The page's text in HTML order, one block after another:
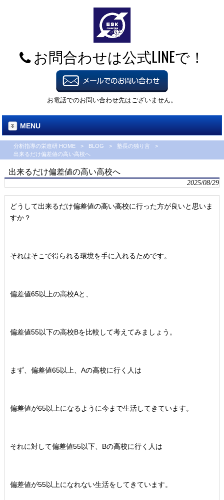
お問合わせは公式LINEで！
お電話でのお問い合わせ先はございません。
MENU
分析指導の栄進研 HOME > BLOG > 塾長の独り言
>
出来るだけ偏差値の高い高校へ
出来るだけ偏差値の高い高校へ
2025/08/29
どうして出来るだけ偏差値の高い高校に行った方が良いと思いま
すか？
それはそこで得られる環境を手に入れるためです。
偏差値65以上の高校Aと、
偏差値55以下の高校Bを比較して考えてみましょう。
まず、偏差値65以上、Aの高校に行く人は
偏差値が65以上になるように今まで生活してきています。
それに対して偏差値55以下、Bの高校に行く人は
偏差値が55以上になれない生活をしてきています。